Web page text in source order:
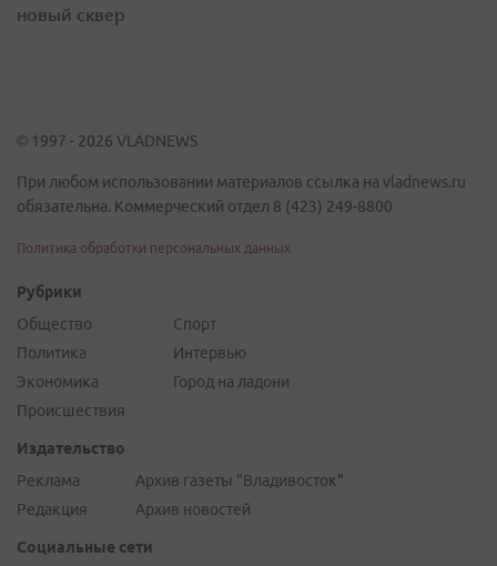
новый сквер
© 1997 - 2026 VLADNEWS
При любом использовании материалов ссылка на vladnews.ru
обязательна. Коммерческий отдел 8 (423) 249-8800
Политика обработки персональных данных
Рубрики
Общество
Политика
Экономика
Происшествия
Спорт
Интервью
Город на ладони
Издательство
Реклама
Редакция
Архив газеты "Владивосток"
Архив новостей
Социальные сети